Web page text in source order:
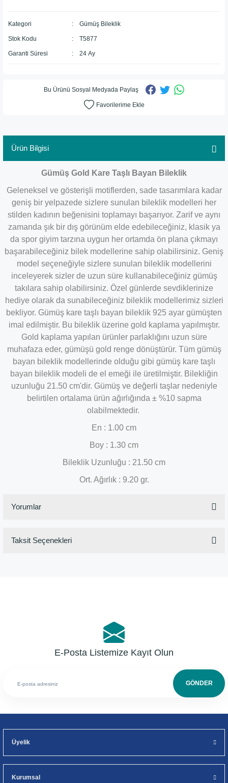
Kategori Gümüş Bileklik
Stok Kodu T5877
Garanti Süresi 24 Ay
Bu Ürünü Sosyal Medyada Paylaş
Ürün Bilgisi
Gümüş Gold Kare Taşlı Bayan Bileklik
Geleneksel ve gösterişli motiflerden, sade tasarımlara kadar
geniş bir yelpazede sizlere sunulan bileklik modelleri her
stilden kadının beğenisini toplamayı başarıyor. Zarif ve aynı
zamanda şık bir dış görünüm elde edebileceğiniz, klasik ya
da spor giyim tarzına uygun her ortamda ön plana çıkmayı
başarabileceğiniz bilek modellerine sahip olabilirsiniz. Geniş
model seçeneğiyle sizlere sunulan bileklik modellerini
inceleyerek sizler de uzun süre kullanabileceğiniz gümüş
takılara sahip olabilirsiniz. Özel günlerde sevdiklerinize
hediye olarak da sunabileceğiniz bileklik modellerimiz sizleri
bekliyor. Gümüş kare taşlı bayan bileklik 925 ayar gümüşten
imal edilmiştir. Bu bileklik üzerine gold kaplama yapılmıştır.
Gold kaplama yapılan ürünler parlaklığını uzun süre
muhafaza eder, gümüşü gold renge dönüştürür. Tüm gümüş
bayan bileklik modellerinde olduğu gibi gümüş kare taşlı
bayan bileklik modeli de el emeği ile üretilmiştir. Bilekliğin
uzunluğu 21.50 cm'dir. Gümüş ve değerli taşlar nedeniyle
belirtilen ortalama ürün ağırlığında ± %10 sapma
olabilmektedir.
En : 1.00 cm
Boy : 1.30 cm
Bileklik Uzunluğu : 21.50 cm
Ort. Ağırlık : 9.20 gr.
Yorumlar
Taksit Seçenekleri
E-Posta Listemize Kayıt Olun
GÖNDER
Üyelik
Kurumsal